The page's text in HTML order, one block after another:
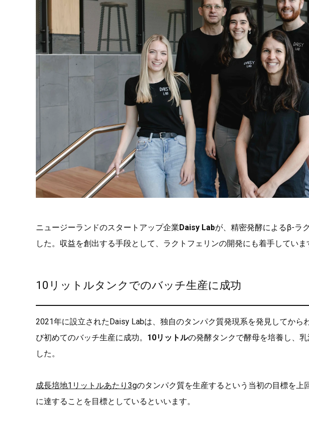
ニュージーランドのスタートアップ企業Daisy Labが、精密発酵によるβ-ラ
した。収益を創出する手段として、ラクトフェリンの開発にも着手していま
10リットルタンクでのバッチ生産に成功
2021年に設立されたDaisy Labは、独自のタンパク質発現系を発見してから
び初めてのバッチ生産に成功。 10リットルの発酵タンクで酵母を培養し、
した。
成長培地1リットルあたり3gのタンパク質を生産するという当初の目標を上
に達することを目標としているといいます。